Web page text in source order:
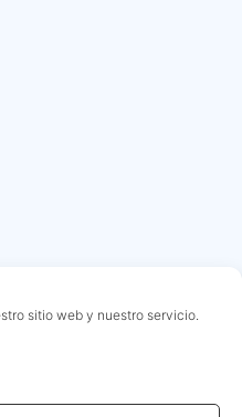
sitio web y nuestro servicio.